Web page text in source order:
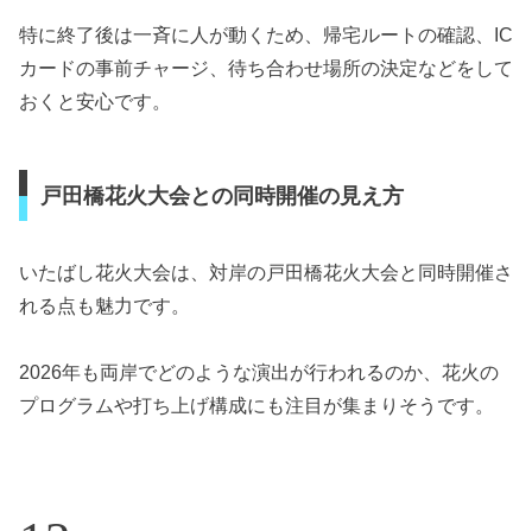
特に終了後は一斉に人が動くため、帰宅ルートの確認、IC
カードの事前チャージ、待ち合わせ場所の決定などをして
おくと安心です。
戸田橋花火大会との同時開催の見え方
いたばし花火大会は、対岸の戸田橋花火大会と同時開催さ
れる点も魅力です。
2026年も両岸でどのような演出が行われるのか、花火の
プログラムや打ち上げ構成にも注目が集まりそうです。